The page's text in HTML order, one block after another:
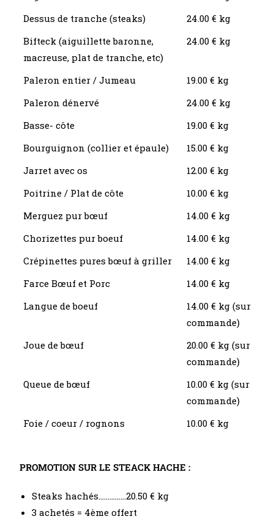
Dessus de tranche (steaks)
24.00 € kg
Bifteck (aiguillette baronne,
macreuse, plat de tranche, etc)
24.00 € kg
Paleron entier / Jumeau
19.00 € kg
Paleron dénervé
24.00 € kg
Basse- côte
19.00 € kg
Bourguignon (collier et épaule)
15.00 € kg
Jarret avec os
12.00 € kg
Poitrine / Plat de côte
10.00 € kg
Merguez pur bœuf
14.00 € kg
Chorizettes pur boeuf
14.00 € kg
Crépinettes pures bœuf à griller
14.00 € kg
Farce Bœuf et Porc
14.00 € kg
Langue de boeuf
14.00 € kg (sur
commande)
Joue de bœuf
20.00 € kg (sur
commande)
Queue de bœuf
10.00 € kg (sur
commande)
Foie / coeur / rognons
10.00 € kg
PROMOTION SUR LE STEACK HACHE :
Steaks hachés……………20.50 € kg
3 achetés = 4ème offert